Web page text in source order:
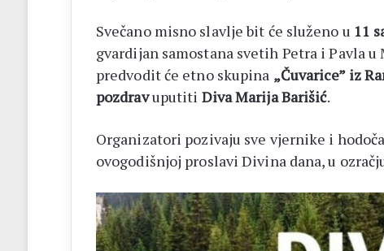
Svečano misno slavlje bit će služeno u 11
gvardijan samostana svetih Petra i Pavla
predvodit će etno skupina „Čuvarice” iz
pozdravuputiti Diva Marija Barišić.
Organizatori pozivaju sve vjernike i
ovogodišnjoj proslavi Divina dana, u